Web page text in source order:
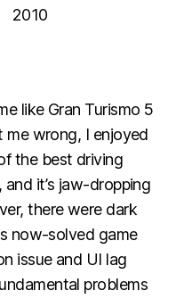
2010
like Gran Turismo 5
me wrong, I enjoyed
the best driving
it’s jaw-dropping
there were dark
now-solved game
issue and UI lag
problems